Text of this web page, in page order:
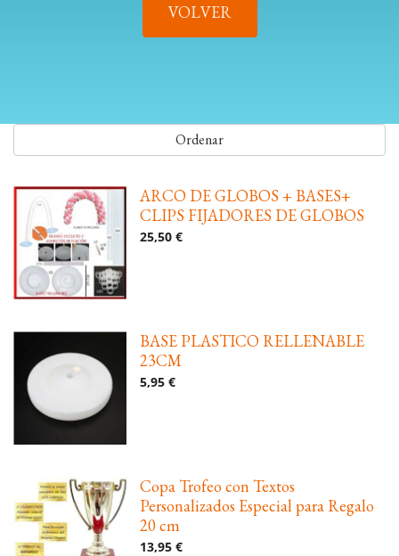
VOLVER
Ordenar
ARCO DE GLOBOS + BASES+
CLIPS FIJADORES DE GLOBOS
25,50 €
BASE PLASTICO RELLENABLE
23CM
5,95 €
Copa Trofeo con Textos
Personalizados Especial para Regalo
20 cm
13,95 €